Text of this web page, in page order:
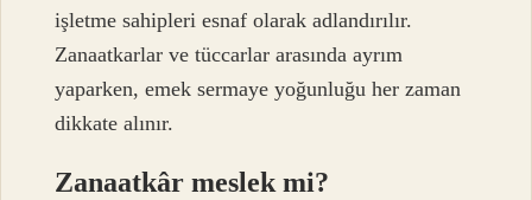
işletme sahipleri esnaf olarak adlandırılır.
Zanaatkarlar ve tüccarlar arasında ayrım
yaparken, emek sermaye yoğunluğu her zaman
dikkate alınır.
Zanaatkâr meslek mi?